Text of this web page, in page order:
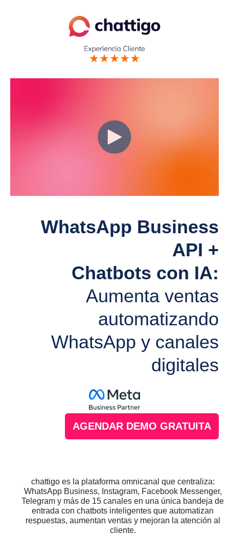
WhatsApp Business
API +
Chatbots con IA:
Aumenta ventas
automatizando
WhatsApp y canales
digitales
AGENDAR DEMO GRATUITA
chattigo es la plataforma omnicanal que centraliza:
WhatsApp Business, Instagram, Facebook Messenger,
Telegram y más de 15 canales en una única bandeja de
entrada con chatbots inteligentes que automatizan
respuestas, aumentan ventas y mejoran la atención al
cliente.